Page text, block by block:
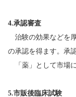
4.承認審査
治験の効果などを
の承認を得ます。承
「薬」として市場
5.市販後臨床試験